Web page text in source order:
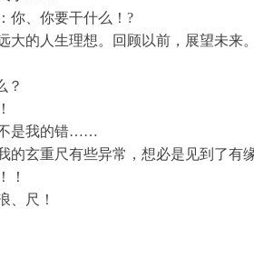
你、你要干什么！?
大的人生理想。回顾以前，展望未来
？
是我的错……
的玄重尺有些异常，想必是见到了
！
、尺！